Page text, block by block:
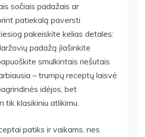
sočiais padažais ar
patiekalą paversti
pakeiskite kelias detales:
padažą įlašinkite
smulkintais riešutais
– trumpų receptų laisvė
idėjos, bet
tik klasikiniu atlikimu.
patiks ir vaikams, nes